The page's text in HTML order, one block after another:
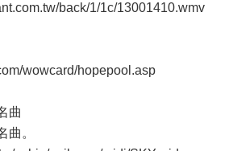
back/1/1c/13001410.wmv
wowcard/hopepool.asp
曲
曲。